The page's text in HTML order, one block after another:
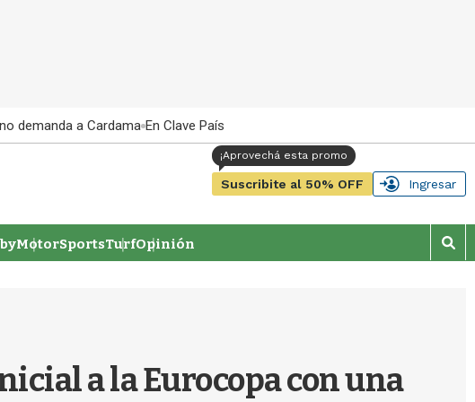
demanda a Cardama En Clave País
Suscribite al 50% OFF Ingresar
MotorSportsTurfOpinión
M
o
a la Eurocopa con una